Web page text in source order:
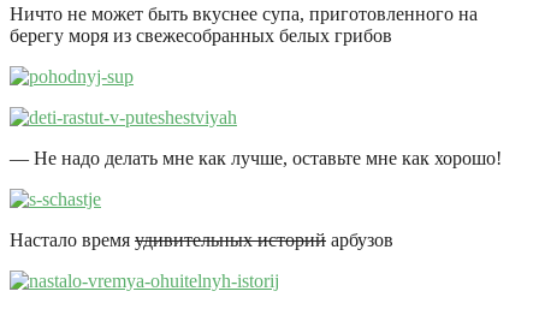
Ничто не может быть вкуснее супа, приготовленного на
берегу моря из свежесобранных белых грибов
— Не надо делать мне как лучше, оставьте мне как хорошо!
Настало время удивительных историй арбузов